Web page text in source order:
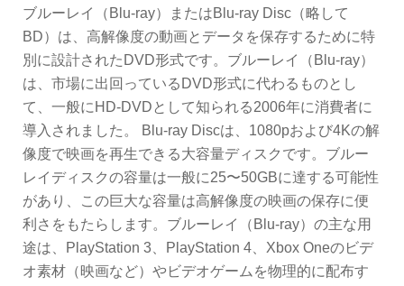
ブルーレイ（Blu-ray）またはBlu-ray Disc（略して
BD）は、高解像度の動画とデータを保存するために特
別に設計されたDVD形式です。ブルーレイ（Blu-ray）
は、市場に出回っているDVD形式に代わるものとし
て、一般にHD-DVDとして知られる2006年に消費者に
導入されました。 Blu-ray Discは、1080pおよび4Kの解
像度で映画を再生できる大容量ディスクです。ブルー
レイディスクの容量は一般に25〜50GBに達する可能性
があり、この巨大な容量は高解像度の映画の保存に便
利さをもたらします。ブルーレイ（Blu-ray）の主な用
途は、PlayStation 3、PlayStation 4、Xbox Oneのビデ
オ素材（映画など）やビデオゲームを物理的に配布す